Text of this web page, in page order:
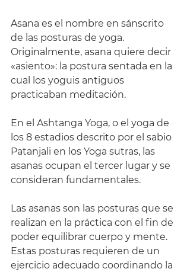
Asana es el nombre en sánscrito
de las posturas de yoga.
Originalmente, asana quiere decir
«asiento»: la postura sentada en la
cual los yoguis antiguos
practicaban meditación.
En el Ashtanga Yoga, o el yoga de
los 8 estadios descrito por el sabio
Patanjali en los Yoga sutras, las
asanas ocupan el tercer lugar y se
consideran fundamentales.
Las asanas son las posturas que se
realizan en la práctica con el fin de
poder equilibrar cuerpo y mente.
Estas posturas requieren de un
ejercicio adecuado coordinando la